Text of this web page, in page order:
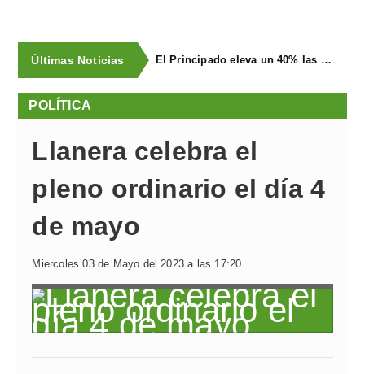
Últimas Noticias El Principado eleva un 40% las ayudas a la producción ecológica, que superan los cuatro millones de euros
POLÍTICA
Llanera celebra el
pleno ordinario el día 4
de mayo
Miercoles 03 de Mayo del 2023 a las 17:20